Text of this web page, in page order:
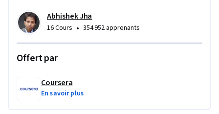
Abhishek Jha
16 Cours • 354 952 apprenants
Offert par
Coursera
En savoir plus